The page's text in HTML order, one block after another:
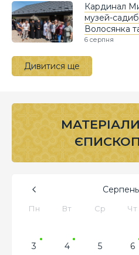
Кардинал
музей-
Волосянка
6 серпня
Дивитися ще
Серпень
Пн Вт Ср Чт
3
4 5 6